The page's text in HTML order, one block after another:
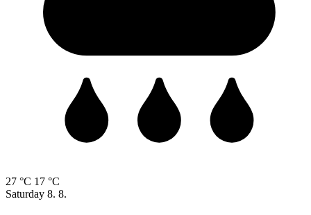
27 °C 17 °C
Saturday 8. 8.